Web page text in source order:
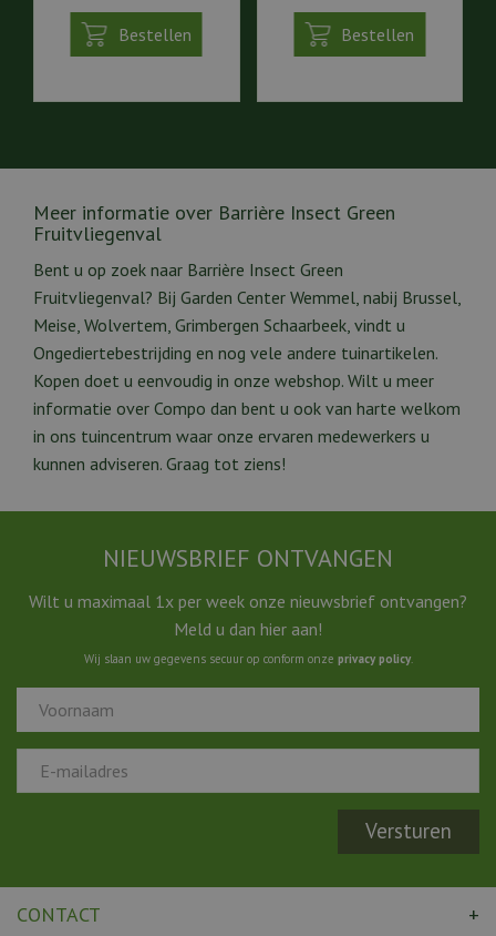
Bestellen Bestellen
Meer informatie over Barrière Insect Green
Fruitvliegenval
Bent u op zoek naar Barrière Insect Green
Fruitvliegenval? Bij Garden Center Wemmel, nabij Brussel,
Meise, Wolvertem, Grimbergen Schaarbeek, vindt u
Ongediertebestrijding en nog vele andere tuinartikelen.
Kopen doet u eenvoudig in onze webshop. Wilt u meer
informatie over Compo dan bent u ook van harte welkom
in ons tuincentrum waar onze ervaren medewerkers u
kunnen adviseren. Graag tot ziens!
NIEUWSBRIEF ONTVANGEN
Wilt u maximaal 1x per week onze nieuwsbrief ontvangen?
Meld u dan hier aan!
Wij slaan uw gegevens secuur op conform onze privacy policy.
CONTACT